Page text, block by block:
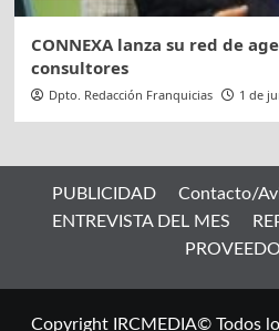
CONNEXA lanza su red de
consultores
Dpto. Redacción Franquicias 1 de
PUBLICIDAD Contacto/
ENTREVISTA DEL MES
Copyright IRCMEDIA© Todos